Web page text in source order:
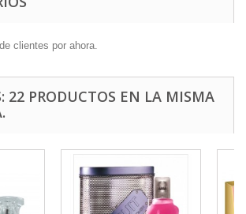
clientes por ahora.
22 PRODUCTOS EN LA MISMA